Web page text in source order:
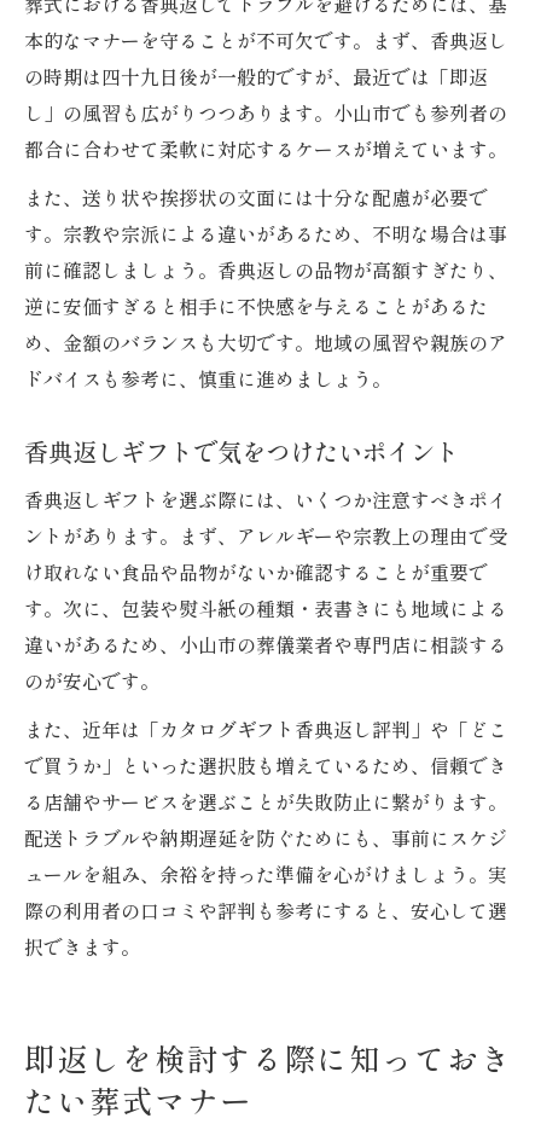
本的なマナーを守ることが不可欠です。まず、香典返し
の時期は四十九日後が一般的ですが、最近では「即返
し」の風習も広がりつつあります。小山市でも参列者の
都合に合わせて柔軟に対応するケースが増えています。
また、送り状や挨拶状の文面には十分な配慮が必要で
す。宗教や宗派による違いがあるため、不明な場合は事
前に確認しましょう。香典返しの品物が高額すぎたり、
逆に安価すぎると相手に不快感を与えることがあるた
め、金額のバランスも大切です。地域の風習や親族のア
ドバイスも参考に、慎重に進めましょう。
香典返しギフトで気をつけたいポイント
香典返しギフトを選ぶ際には、いくつか注意すべきポイ
ントがあります。まず、アレルギーや宗教上の理由で受
け取れない食品や品物がないか確認することが重要で
す。次に、包装や熨斗紙の種類・表書きにも地域による
違いがあるため、小山市の葬儀業者や専門店に相談する
のが安心です。
また、近年は「カタログギフト香典返し評判」や「どこ
で買うか」といった選択肢も増えているため、信頼でき
る店舗やサービスを選ぶことが失敗防止に繋がります。
配送トラブルや納期遅延を防ぐためにも、事前にスケジ
ュールを組み、余裕を持った準備を心がけましょう。実
際の利用者の口コミや評判も参考にすると、安心して選
択できます。
即返しを検討する際に知っておき
たい葬式マナー